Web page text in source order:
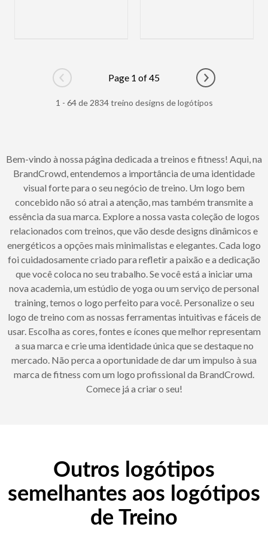
Go to previous page
Page 1 of 45
Go to next
1 - 64 de 2834 treino designs de logótipos
Bem-vindo à nossa página dedicada a treinos e fitness! Aqui, na
BrandCrowd, entendemos a importância de uma identidade
visual forte para o seu negócio de treino. Um logo bem
concebido não só atrai a atenção, mas também transmite a
essência da sua marca. Explore a nossa vasta coleção de logos
relacionados com treinos, que vão desde designs dinâmicos e
energéticos a opções mais minimalistas e elegantes. Cada logo
foi cuidadosamente criado para refletir a paixão e a dedicação
que você coloca no seu trabalho. Se você está a iniciar uma
nova academia, um estúdio de yoga ou um serviço de personal
training, temos o logo perfeito para você. Personalize o seu
logo de treino com as nossas ferramentas intuitivas e fáceis de
usar. Escolha as cores, fontes e ícones que melhor representam
a sua marca e crie uma identidade única que se destaque no
mercado. Não perca a oportunidade de dar um impulso à sua
marca de fitness com um logo profissional da BrandCrowd.
Comece já a criar o seu!
Outros logótipos
semelhantes aos logótipos
de Treino